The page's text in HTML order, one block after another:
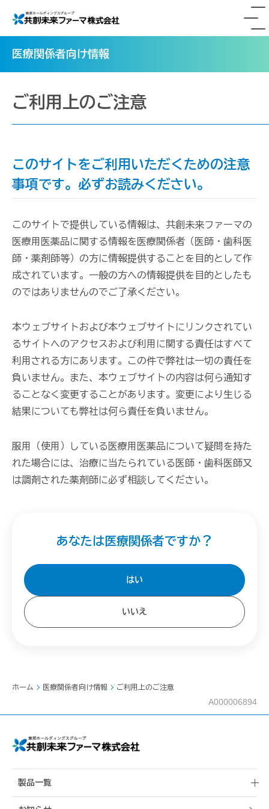
医療関係者トップ
共創未来ファーマ販売品
パンフレット一覧
お知らせ
コーポレートサイト
このサイトについてプライバシーポリシー
医療関係者向け情報
ご利用上のご注意
このサイトをご利用いただくための注意
事項です。必ずお読みください。
このサイトで提供している情報は、共創未来ファーマの
医療用医薬品に関する情報を医療関係者（医師・歯科医
師・薬剤師等）の方に情報提供することを目的として作
成されています。一般の方への情報提供を目的としたも
のではありませんのでご了承ください。
本ウェブサイトおよび本ウェブサイトにリンクされてい
るサイトへのアクセスおよび利用に関する責任はすべて
利用される方にあります。この件で弊社は一切の責任を
負いません。また、本ウェブサイトの内容は何ら通知す
ることなく変更することがあります。変更により生じる
結果についても弊社は何ら責任を負いません。
服用（使用）している医療用医薬品について疑問を持た
れた場合には、治療に当たられている医師・歯科医師又
は調剤された薬剤師に必ず相談してください。
あなたは医療関係者ですか？
はい
いいえ
ホーム 医療関係者向け情報 ご利用上のご注意
A000006894
製品一覧